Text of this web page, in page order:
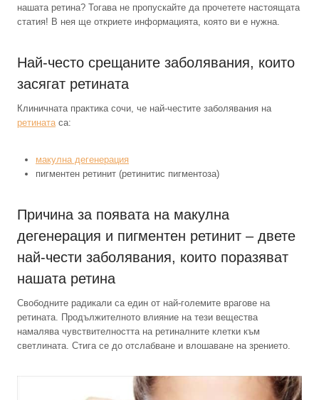
нашата ретина? Тогава не пропускайте да прочетете настоящата
статия! В нея ще откриете информацията, която ви е нужна.
Най-често срещаните заболявания, които
засягат ретината
Клиничната практика сочи, че най-честите заболявания на
ретинатаса:
макулна дегенерация
пигментен ретинит (ретинитис пигментоза)
Причина за появата на макулна
дегенерация и пигментен ретинит – двете
най-чести заболявания, които поразяват
нашата ретина
Свободните радикали са един от най-големите врагове на
ретината. Продължителното влияние на тези вещества
намалява чувствителността на ретиналните клетки към
светлината. Стига се до отслабване и влошаване на зрението.